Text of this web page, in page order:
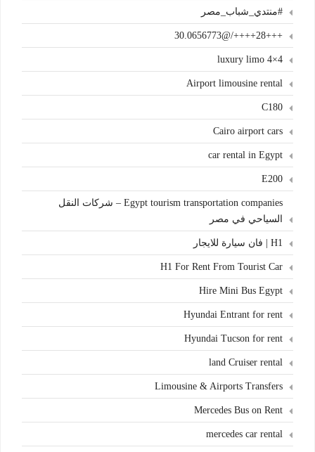
#منتدي_شباب_مصر
+++28++++/@30.0656773
4×4 luxury limo
Airport limousine rental
C180
Cairo airport cars
car rental in Egypt
E200
Egypt tourism transportation companies – شركات النقل
السياحي في مصر
H1 | فان سيارة للايجار
H1 For Rent From Tourist Car
Hire Mini Bus Egypt
Hyundai Entrant for rent
Hyundai Tucson for rent
land Cruiser rental
Limousine & Airports Transfers
Mercedes Bus on Rent
mercedes car rental